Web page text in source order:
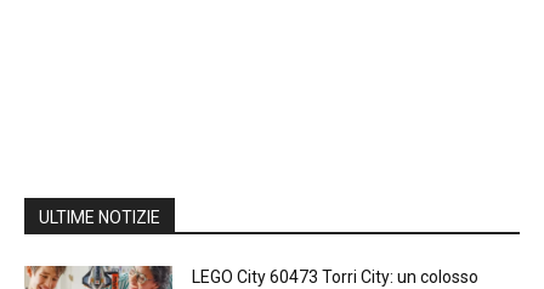
ULTIME NOTIZIE
LEGO City 60473 Torri City: un colosso